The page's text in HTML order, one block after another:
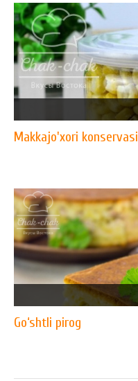
Makkajo'xori konservasi
Go‘shtli pirog